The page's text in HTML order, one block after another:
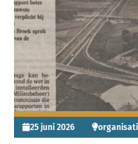
25 juni 2026